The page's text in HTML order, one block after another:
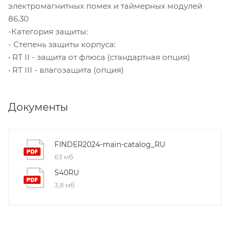
электромагнитных помех и таймерных модулей
86.30
-Категория защиты:
- Степень защиты корпуса:
• RТ II - защита от флюса (стандартная опция)
• RТ III - влагозащита (опция)
Документы
FINDER2024-main-catalog_RU
63 мб
S40RU
3,8 мб